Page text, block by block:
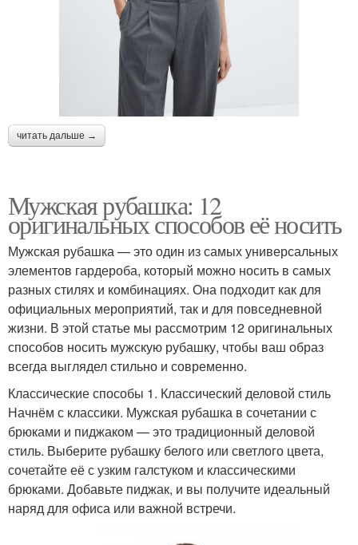
читать дальше →
Мужская рубашка: 12
оригинальных способов её носить
Мужская рубашка — это один из самых универсальных
элементов гардероба, который можно носить в самых
разных стилях и комбинациях. Она подходит как для
официальных мероприятий, так и для повседневной
жизни. В этой статье мы рассмотрим 12 оригинальных
способов носить мужскую рубашку, чтобы ваш образ
всегда выглядел стильно и современно.
Классические способы 1. Классический деловой стиль
Начнём с классики. Мужская рубашка в сочетании с
брюками и пиджаком — это традиционный деловой
стиль. Выберите рубашку белого или светлого цвета,
сочетайте её с узким галстуком и классическими
брюками. Добавьте пиджак, и вы получите идеальный
наряд для офиса или важной встречи.